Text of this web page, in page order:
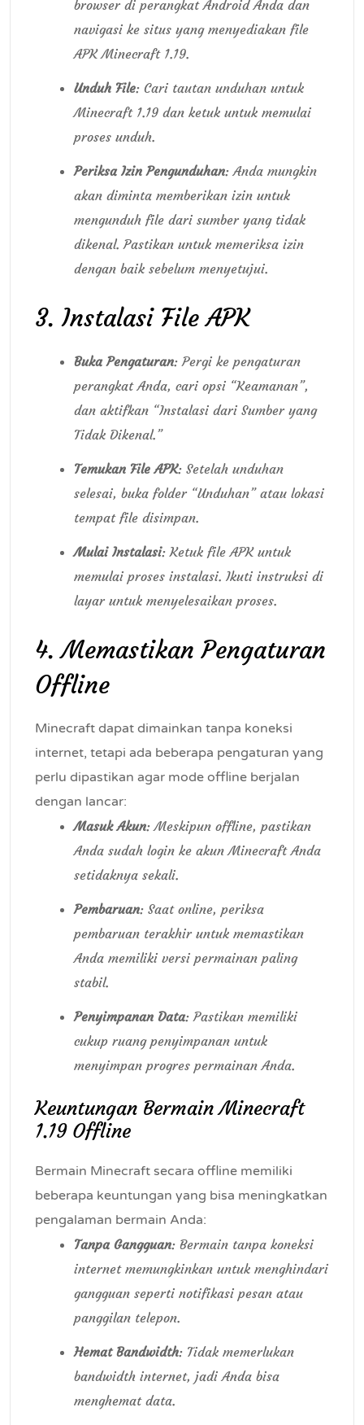
browser di perangkat Android Anda dan
navigasi ke situs yang menyediakan file
APK Minecraft 1.19.
Unduh File: Cari tautan unduhan untuk
Minecraft 1.19 dan ketuk untuk memulai
proses unduh.
Periksa Izin Pengunduhan: Anda mungkin
akan diminta memberikan izin untuk
mengunduh file dari sumber yang tidak
dikenal. Pastikan untuk memeriksa izin
dengan baik sebelum menyetujui.
3. Instalasi File APK
Buka Pengaturan: Pergi ke pengaturan
perangkat Anda, cari opsi “Keamanan”,
dan aktifkan “Instalasi dari Sumber yang
Tidak Dikenal.”
Temukan File APK: Setelah unduhan
selesai, buka folder “Unduhan” atau lokasi
tempat file disimpan.
Mulai Instalasi: Ketuk file APK untuk
memulai proses instalasi. Ikuti instruksi di
layar untuk menyelesaikan proses.
4. Memastikan Pengaturan
Offline
Minecraft dapat dimainkan tanpa koneksi
internet, tetapi ada beberapa pengaturan yang
perlu dipastikan agar mode offline berjalan
dengan lancar:
Masuk Akun: Meskipun offline, pastikan
Anda sudah login ke akun Minecraft Anda
setidaknya sekali.
Pembaruan: Saat online, periksa
pembaruan terakhir untuk memastikan
Anda memiliki versi permainan paling
stabil.
Penyimpanan Data: Pastikan memiliki
cukup ruang penyimpanan untuk
menyimpan progres permainan Anda.
Keuntungan Bermain Minecraft
1.19 Offline
Bermain Minecraft secara offline memiliki
beberapa keuntungan yang bisa meningkatkan
pengalaman bermain Anda:
Tanpa Gangguan: Bermain tanpa koneksi
internet memungkinkan untuk menghindari
gangguan seperti notifikasi pesan atau
panggilan telepon.
Hemat Bandwidth: Tidak memerlukan
bandwidth internet, jadi Anda bisa
menghemat data.